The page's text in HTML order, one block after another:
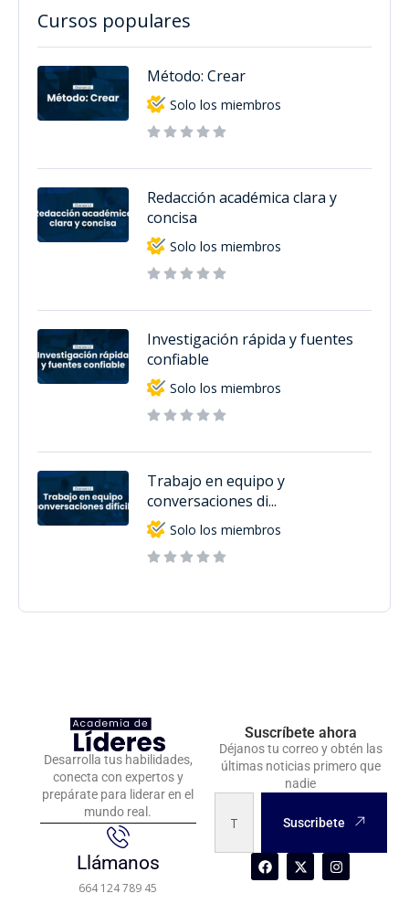
Cursos populares
Método: Crear
Solo los miembros
Redacción académica clara y
concisa
Solo los miembros
Investigación rápida y fuentes
confiable
Solo los miembros
Trabajo en equipo y
conversaciones di...
Solo los miembros
Desarrolla tus habilidades,
conecta con expertos y
prepárate para liderar en el
mundo real.
Llámanos
664 124 789 45
Suscríbete ahora
Déjanos tu correo y obtén las
últimas noticias primero que
nadie
Suscribete